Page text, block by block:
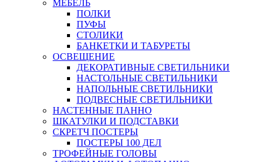
МЕБЕЛЬ
ПОЛКИ
ПУФЫ
СТОЛИКИ
БАНКЕТКИ И ТАБУРЕТЫ
ОСВЕЩЕНИЕ
ДЕКОРАТИВНЫЕ СВЕТИЛЬНИКИ
НАСТОЛЬНЫЕ СВЕТИЛЬНИКИ
НАПОЛЬНЫЕ СВЕТИЛЬНИКИ
ПОДВЕСНЫЕ СВЕТИЛЬНИКИ
НАСТЕННЫЕ ПАННО
ШКАТУЛКИ И ПОДСТАВКИ
СКРЕТЧ ПОСТЕРЫ
ПОСТЕРЫ 100 ДЕЛ
ТРОФЕЙНЫЕ ГОЛОВЫ